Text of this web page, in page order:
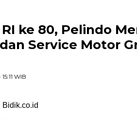
ke 80, Pelindo
Service Motor
WIB
Bidik.co.id